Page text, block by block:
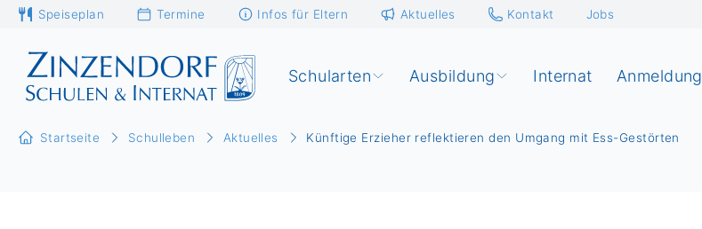
Speiseplan Termine Infos für Eltern Aktuelles Kontakt Jobs
Schularten Ausbildung Internat Anmeldung
Startseite Schulleben Aktuelles Künftige Erzieher reflektieren den Umgang mit Ess-Gestörten